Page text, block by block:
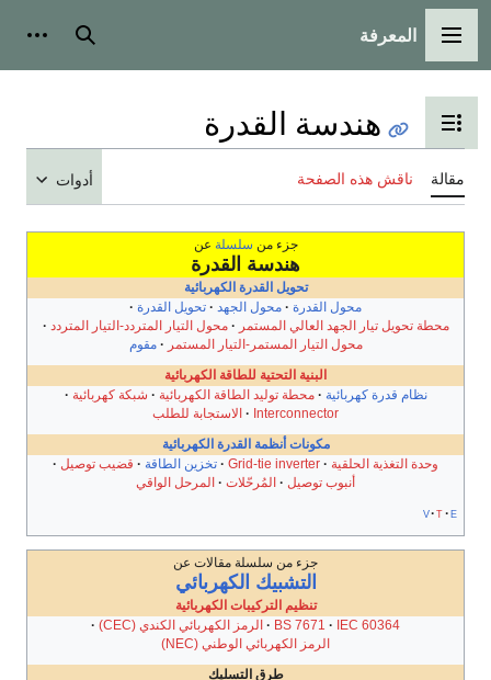
القائمة الرئيسية
المعرفة بحث
تبديل عرض جدول المحتويات
هندسة القدرة
مقالة ناقش هذه الصفحة أدوات
جزء من سلسلة عن
هندسة القدرة
تحويل القدرة الكهربائية
محول القدرة
محول الجهد
تحويل القدرة
محطة تحويل تيار الجهد العالي المستمر
محول التيار المتردد-التيار المتردد
محول التيار المستمر-التيار المستمر
مقوم
البنية التحتية للطاقة الكهربائية
نظام قدرة كهربائية
محطة توليد الطاقة الكهربائية
شبكة كهربائية
Interconnector
الاستجابة للطلب
مكونات أنظمة القدرة الكهربائية
وحدة التغذية الحلقية
Grid-tie inverter تخزين الطاقة
قضيب توصيل
أنبوب توصيل
المُرحّلات
المرحل الواقي
v t e
جزء من سلسلة مقالات عن
التشبيك الكهربائي
تنظيم التركيبات الكهربائية
BS 7671
IEC 60364
الرمز الكهربائي الكندي (CEC)
الرمز الكهربائي الوطني (NEC)
طرق التسليك